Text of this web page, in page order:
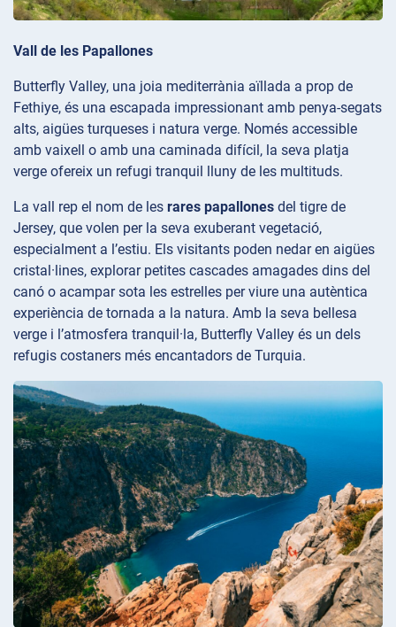
Vall de les Papallones
Butterfly Valley, una joia mediterrània aïllada a prop de
Fethiye, és una escapada impressionant amb penya-segats
alts, aigües turqueses i natura verge. Només accessible
amb vaixell o amb una caminada difícil, la seva platja
verge ofereix un refugi tranquil lluny de les multituds.
La vall rep el nom de les rares papallones del tigre de
Jersey, que volen per la seva exuberant vegetació,
especialment a l’estiu. Els visitants poden nedar en aigües
cristal·lines, explorar petites cascades amagades dins del
canó o acampar sota les estrelles per viure una autèntica
experiència de tornada a la natura. Amb la seva bellesa
verge i l’atmosfera tranquil·la, Butterfly Valley és un dels
refugis costaners més encantadors de Turquia.